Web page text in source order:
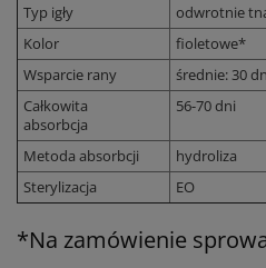
Typ igły
odwrotnie
Kolor
fioletowe*
Wsparcie rany
średnie: 30
Całkowita
absorbcja
56-70 dni
Metoda absorbcji
hydroliza
Sterylizacja
EO
*Na zamówienie